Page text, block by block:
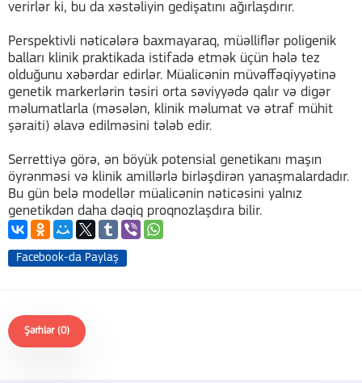
verirlər ki, bu da xəstəliyin gedişatını ağırlaşdırır.
Perspektivli nəticələrə baxmayaraq, müəlliflər poligenik
balları klinik praktikada istifadə etmək üçün hələ tez
olduğunu xəbərdar edirlər. Müalicənin müvəffəqiyyətinə
genetik markerlərin təsiri orta səviyyədə qalır və digər
məlumatlarla (məsələn, klinik məlumat və ətraf mühit
şəraiti) əlavə edilməsini tələb edir.
Serrettiyə görə, ən böyük potensial genetikanı maşın
öyrənməsi və klinik amillərlə birləşdirən yanaşmalardadır.
Bu gün belə modellər müalicənin nəticəsini yalnız
genetikdən daha dəqiq proqnozlaşdıra bilir.
Facebook-da Paylaş
Şərhlər (0)